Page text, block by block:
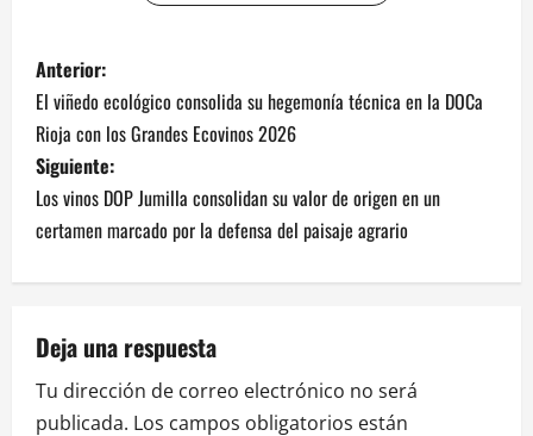
N
a
v
e
g
a
c
Anterior:
El viñedo ecológico consolida su hegemonía técnica en la DOCa
Rioja con los Grandes Ecovinos 2026
Siguiente:
Los vinos DOP Jumilla consolidan su valor de origen en un
certamen marcado por la defensa del paisaje agrario
Deja una respuesta
Tu dirección de correo electrónico no será
publicada. Los campos obligatorios están